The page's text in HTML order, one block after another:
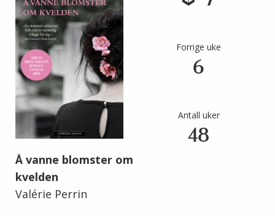
Å vanne blomster om
kvelden
Valérie Perrin
Forrige uke
6
Antall uker
48